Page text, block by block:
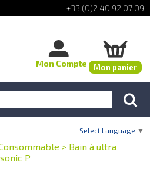
+33 (0)2 40 92 07 09
Mon Compte Mon panier
Select Language ▼
> Bain à ultra
P